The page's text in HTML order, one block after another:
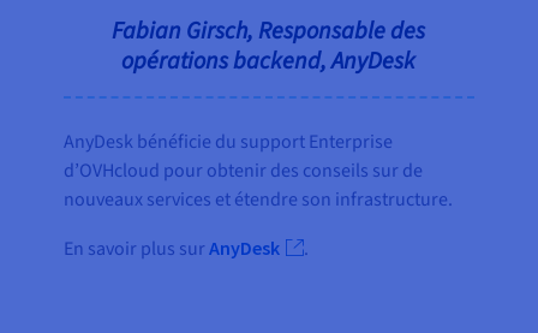
Fabian Girsch, Responsable des
opérations backend, AnyDesk
AnyDesk bénéficie du support Enterprise
d’OVHcloud pour obtenir des conseils sur de
nouveaux services et étendre son infrastructure.
En savoir plus surAnyDesk .